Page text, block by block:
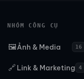
NHÓM CÔNG CỤ
🖼️Ảnh & Media 16
🔗 Link & Marketing 4